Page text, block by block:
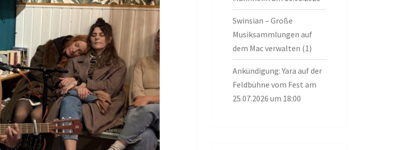
Swinsian – Große
Musiksammlungen auf
dem Mac verwalten (1)
Ankündigung: Yara auf der
Feldbühne vom Fest am
25.07.2026 um 18:00